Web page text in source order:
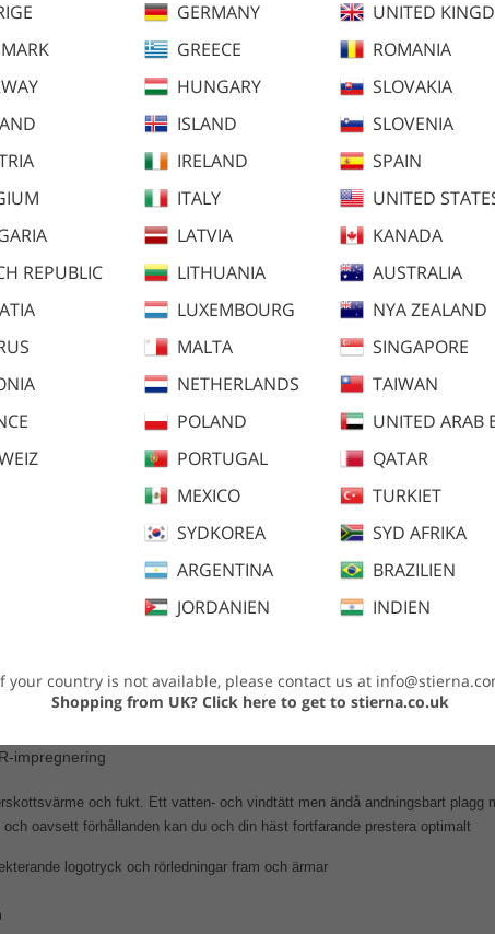
REPUBLIC
GERMANY
GREECE
HUNGARY
ISLAND
IRELAND
ITALY
LATVIA
LITHUANIA
LUXEMBOURG
MALTA
NETHERLANDS
POLAND
PORTUGAL
MEXICO
SYDKOREA
ARGENTINA
JORDANIEN
UNITED
ROMANIA
SLOVAKIA
SLOVENIA
SPAIN
UNITED
KANADA
AUSTRALIA
NYA ZEALAND
SINGAPORE
TAIWAN
UNITED ARAB
QATAR
TURKIET
SYD AFRIKA
BRAZILIEN
INDIEN
your country is not available, please contact us at
Shopping from UK? Click here to get to stierna.co.uk
g/m2/24h andning
impregnering
och fukt. Ett vatten- och vindtätt men ändå andningsbart plagg
oavsett förhållanden kan du och din häst fortfarande prestera optimalt
logotryck och rörledningar fram och ärmar